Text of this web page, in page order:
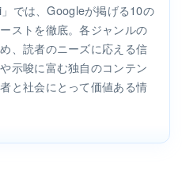
では、Googleが掲げる10の
ストを徹底。各ジャンルの
、読者のニーズに応える信
示唆に富む独自のコンテン
と社会にとって価値ある情